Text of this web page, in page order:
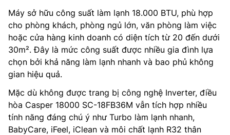
Máy sở hữu công suất làm lạnh 18.000 BTU, phù hợp
cho phòng khách, phòng ngủ lớn, văn phòng làm việc
hoặc cửa hàng kinh doanh có diện tích từ 20 đến dưới
30m². Đây là mức công suất được nhiều gia đình lựa
chọn bởi khả năng làm lạnh nhanh và bao phủ không
gian hiệu quả.
Mặc dù không được trang bị công nghệ Inverter, điều
hòa Casper 18000 SC-18FB36M vẫn tích hợp nhiều
tính năng đáng chú ý như Turbo làm lạnh nhanh,
BabyCare, iFeel, iClean và môi chất lạnh R32 thân